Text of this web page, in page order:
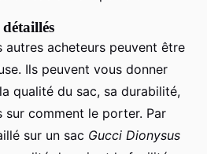
détaillés
autres acheteurs peuvent être
Ils peuvent vous donner
qualité du sac, sa durabilité,
sur comment le porter. Par
sur un sac Gucci Dionysus